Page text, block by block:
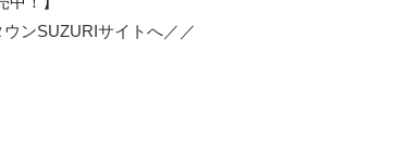
ンSUZURIサイトへ／／